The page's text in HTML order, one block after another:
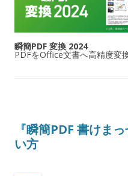
瞬簡PDF 変換 2024
PDFをOffice文書へ高精度変
『瞬簡PDF 書けま
い方